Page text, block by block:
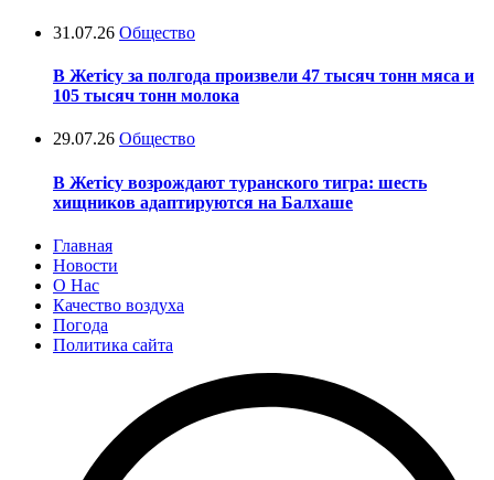
31.07.26 Общество
В Жетісу за полгода произвели 47 тысяч тонн мяса и
105 тысяч тонн молока
29.07.26 Общество
В Жетісу возрождают туранского тигра: шесть
хищников адаптируются на Балхаше
Главная
Новости
О Нас
Качество воздуха
Погода
Политика сайта